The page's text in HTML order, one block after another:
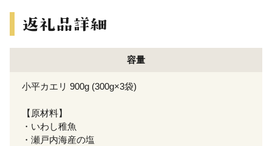
容量
小平カエリ 900g (300g×3袋)
【原材料】
・いわし稚魚
・瀬戸内海産の塩